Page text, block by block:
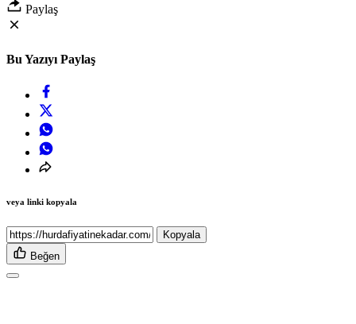
Paylaş
Bu Yazıyı Paylaş
veya linki kopyala
Kopyala
Beğen